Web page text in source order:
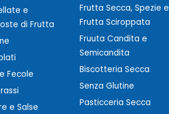
e
di Frutta
Fecole
e Salse
Frutta Secca, Spezie e
Frutta Sciroppata
Fruuta Candita e
Semicandita
Biscotteria Secca
Senza Glutine
Pasticceria Secca